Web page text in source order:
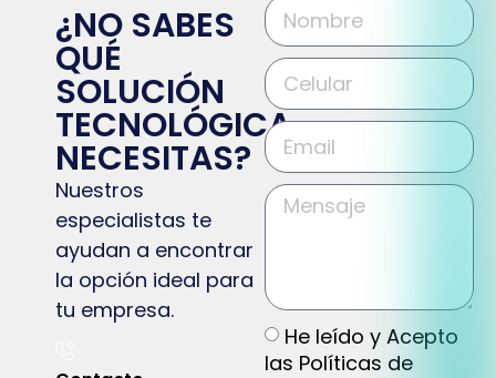
¿NO SABES
QUÉ
SOLUCIÓN
TECNOLÓGICA
NECESITAS?
Nuestros
especialistas te
ayudan a encontrar
la opción ideal para
tu empresa.
He leído y Acepto
las Políticas de